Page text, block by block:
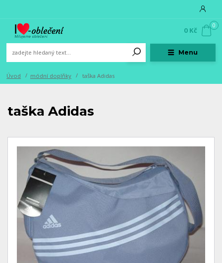
Menu
0
0 Kč
Úvod módní doplňky taška Adidas
taška Adidas